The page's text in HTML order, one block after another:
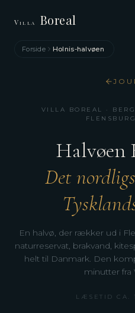
Forside Holnis-halvøen
Villa Boreal
VILLA BOREAL ·
Det
En halvø, der rækker ud i
naturreservat, brakvand,
helt til Danmark. Den
minutter fra
LÆSETID CA.